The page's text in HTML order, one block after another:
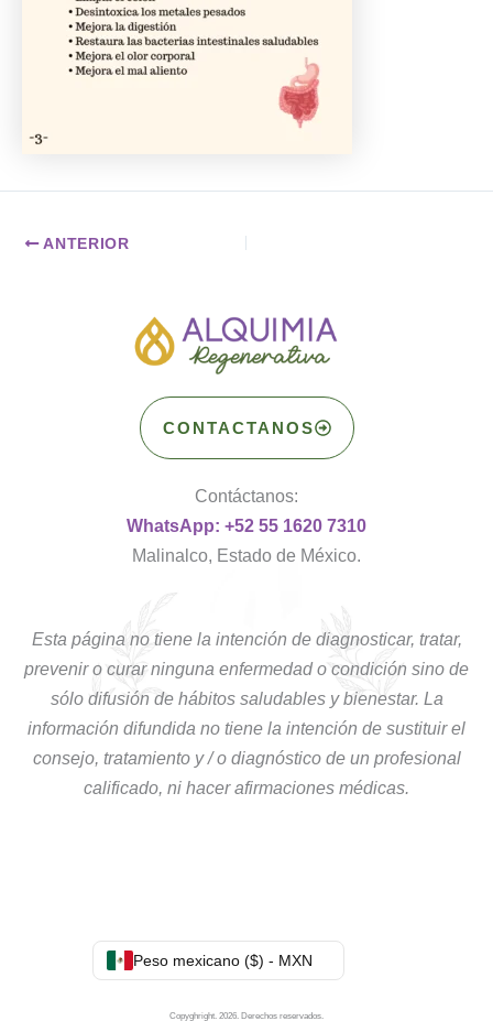
ANTERIOR
CONTACTANOS
Contáctanos:
WhatsApp: +52 55 1620 7310
Malinalco, Estado de México.
Esta página no tiene la intención de diagnosticar, tratar,
prevenir o curar ninguna enfermedad o condición sino de
sólo difusión de hábitos saludables y bienestar. La
información difundida no tiene la intención de sustituir el
consejo, tratamiento y / o diagnóstico de un profesional
calificado, ni hacer afirmaciones médicas.
Peso mexicano ($) - MXN
Copyghright. 2026. Derechos reservados.